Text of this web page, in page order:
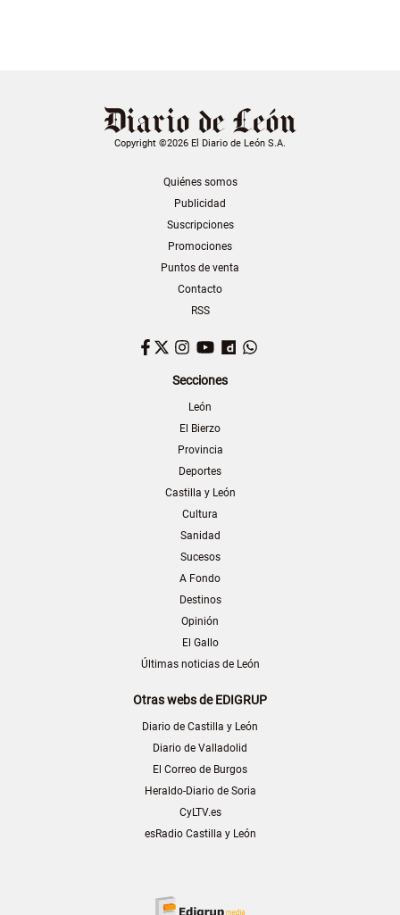
Copyright ©2026 El Diario de León S.A.
Quiénes somos
Publicidad
Suscripciones
Promociones
Puntos de venta
Contacto
RSS
Facebook
TwitterInstagram
YouTubeDailymotion
Secciones
León
El Bierzo
Provincia
Deportes
Castilla y León
Cultura
Sanidad
Sucesos
A Fondo
Destinos
Opinión
El Gallo
Últimas noticias de León
Otras webs de EDIGRUP
Diario de Castilla y León
Diario de Valladolid
El Correo de Burgos
Heraldo-Diario de Soria
CyLTV.es
esRadio Castilla y León